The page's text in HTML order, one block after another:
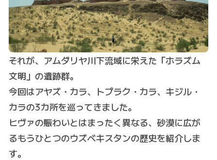
それが、アムダリヤ川下流域に栄えた「ホラズム
文明」の遺跡群。
今回はアヤズ・カラ、トプラク・カラ、キジル・
カラの3カ所を巡ってきました。
ヒヴァの賑わいとはまったく異なる、砂漠に広が
るもうひとつのウズベキスタンの歴史を紹介しま
す。